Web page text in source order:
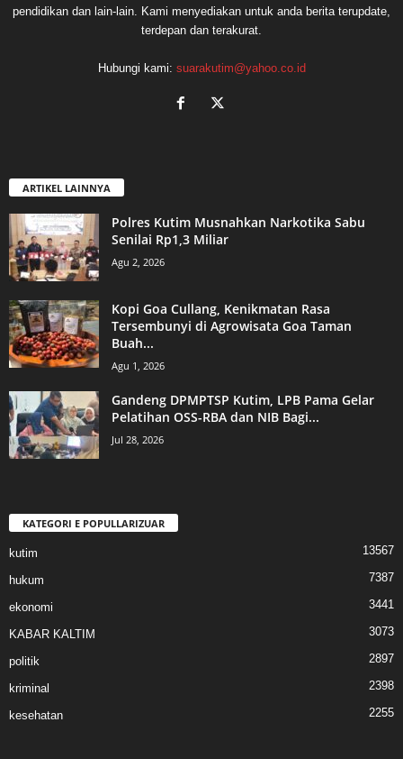
pendidikan dan lain-lain. Kami menyediakan untuk anda berita terupdate,
terdepan dan terakurat.
Hubungi kami: suarakutim@yahoo.co.id
ARTIKEL LAINNYA
Polres Kutim Musnahkan Narkotika Sabu
Senilai Rp1,3 Miliar
Agu 2, 2026
Kopi Goa Cullang, Kenikmatan Rasa
Tersembunyi di Agrowisata Goa Taman
Buah...
Agu 1, 2026
Gandeng DPMPTSP Kutim, LPB Pama Gelar
Pelatihan OSS-RBA dan NIB Bagi...
Jul 28, 2026
KATEGORI E POPULLARIZUAR
kutim 13567
hukum 7387
ekonomi 3441
KABAR KALTIM 3073
politik 2897
kriminal 2398
kesehatan 2255